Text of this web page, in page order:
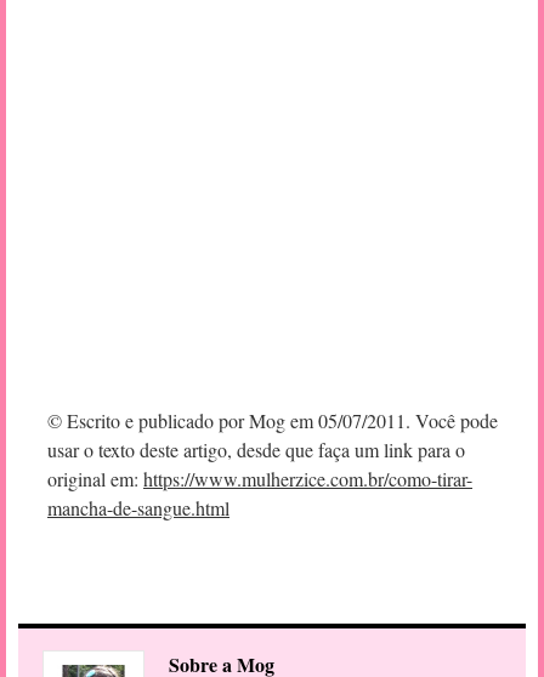
© Escrito e publicado por Mog em 05/07/2011. Você pode
usar o texto deste artigo, desde que faça um link para o
original em: https://www.mulherzice.com.br/como-tirar-
mancha-de-sangue.html
Sobre a Mog